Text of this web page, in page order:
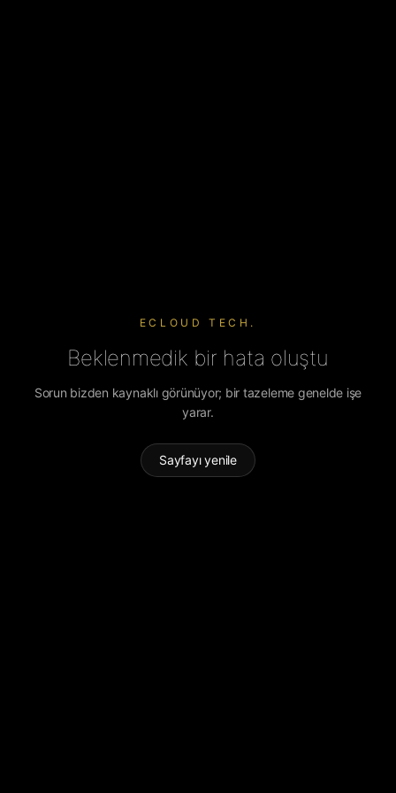
ECLOUD TECH.
Beklenmedik bir hata oluştu
Sorun bizden kaynaklı görünüyor; bir tazeleme genelde işe
yarar.
Sayfayı yenile